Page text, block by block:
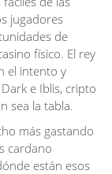
jugadores
de
físico. El rey
el intento y
e Iblis, cripto
sea la tabla.
más gastando
cardano
están esos